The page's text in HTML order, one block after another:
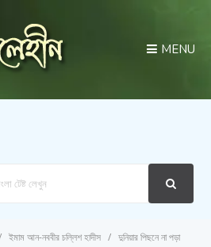
MENU
ইমাম আন-নববীর চল্লিশ হাদীস দুনিয়ার পিছনে না পড়া